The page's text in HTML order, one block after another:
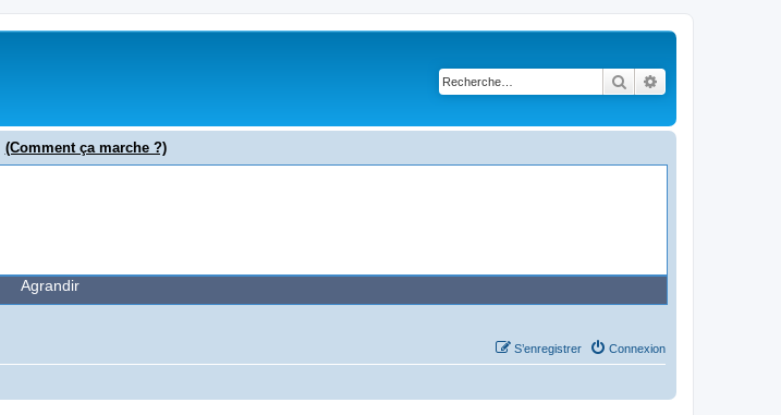
Rechercher
(Comment ça marche ?)
Agrandir
Connexion
S’enregistrer